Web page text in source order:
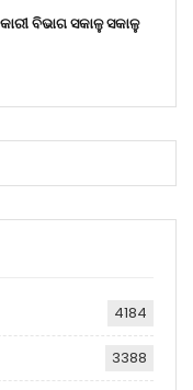
ବିଭାଗ ସକାଳୁ ସକାଳୁ
4184
3388